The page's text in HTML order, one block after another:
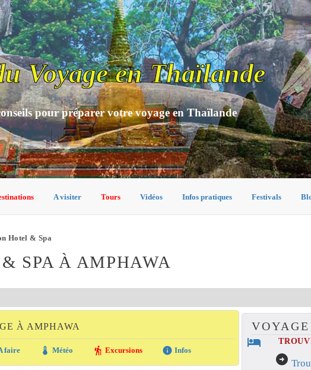
Voyage en Thaïlande
pour préparer votre voyage en Thaïlande
A visiter Tours Vidéos Infos pratiques Festivals
Hotel & Spa
SPA À AMPHAWA
À AMPHAWA
faire thermostat Météo hiking Excursions info Infos
hotel
arrow_circle_right